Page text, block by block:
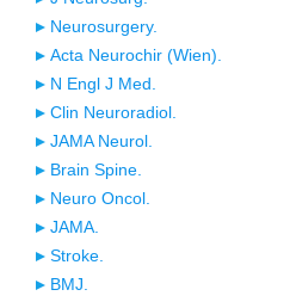
Neurosurgery.
Acta Neurochir (Wien).
N Engl J Med.
Clin Neuroradiol.
JAMA Neurol.
Brain Spine.
Neuro Oncol.
JAMA.
Stroke.
BMJ.